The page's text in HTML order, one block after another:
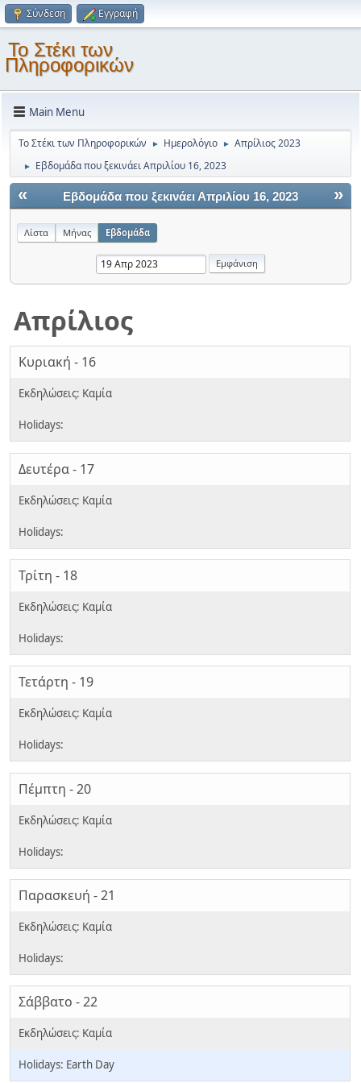
Σύνδεση Εγγραφή
Το Στέκι των
Πληροφορικών
Main Menu
Το Στέκι των Πληροφορικών ► Ημερολόγιο ► Απρίλιος 2023
► Εβδομάδα που ξεκινάει Απριλίου 16, 2023
« »
Εβδομάδα που ξεκινάει Απριλίου 16, 2023
Λίστα Μήνας Εβδομάδα
Απρίλιος
Κυριακή - 16
Δευτέρα - 17
Τρίτη - 18
Τετάρτη - 19
Πέμπτη - 20
Παρασκευή - 21
Σάββατο - 22
Earth Day